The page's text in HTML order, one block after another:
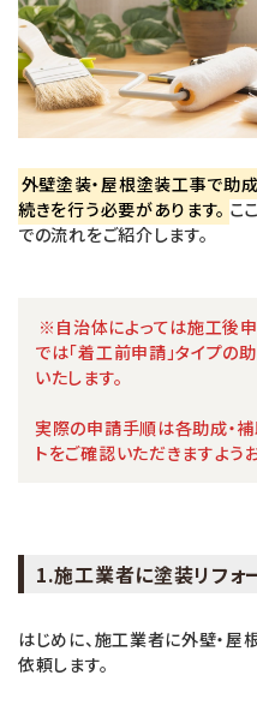
外壁塗装・屋根塗装工事で助
続きを行う必要があります。 こ
での流れをご紹介します。
※自治体によっては施工後
では「着工前申請」タイプ
いたします。
実際の申請手順は各助成・
トをご確認いただきますよう
1.施工業者に塗装リフォ
はじめに、施工業者に外壁・屋
依頼します。